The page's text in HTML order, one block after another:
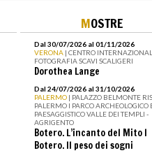
MOSTRE
Dal 30/07/2026 al 01/11/2026
VERONA | CENTRO
FOTOGRAFIA SCAVI SCALIGERI
Dorothea Lange
Dal 24/07/2026 al 31/10/2026
PALERMO | PALAZZO BELMONTE
PALERMO I PARCO ARCHEOLOGICO
PAESAGGISTICO VALLE DEI TEMPLI -
AGRIGENTO
Botero. L’incanto del Mito I
Botero. Il peso dei sogni